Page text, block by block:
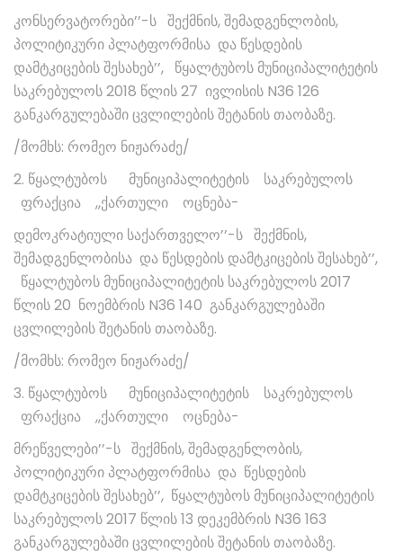
კონსერვატორები’’-ს შექმნის, შემადგენლობის,
პოლიტიკური პლატფორმისა და წესდების
დამტკიცების შესახებ’’, წყალტუბოს მუნიციპალიტეტის
საკრებულოს 2018 წლის 27 ივლისის N36 126
განკარგულებაში ცვლილების შეტანის თაობაზე.
/მომხს: რომეო ნიჟარაძე/
2. წყალტუბოს მუნიციპალიტეტის საკრებულოს
ფრაქცია ,,ქართული ოცნება-
დემოკრატიული საქართველო’’-ს შექმნის,
შემადგენლობისა და წესდების დამტკიცების შესახებ’’,
წყალტუბოს მუნიციპალიტეტის საკრებულოს 2017
წლის 20 ნოემბრის N36 140 განკარგულებაში
ცვლილების შეტანის თაობაზე.
/მომხს: რომეო ნიჟარაძე/
3. წყალტუბოს მუნიციპალიტეტის საკრებულოს
ფრაქცია ,,ქართული ოცნება-
მრეწველები’’-ს შექმნის, შემადგენლობის,
პოლიტიკური პლატფორმისა და წესდების
დამტკიცების შესახებ’’, წყალტუბოს მუნიციპალიტეტის
საკრებულოს 2017 წლის 13 დეკემბრის N36 163
განკარგულებაში ცვლილების შეტანის თაობაზე.